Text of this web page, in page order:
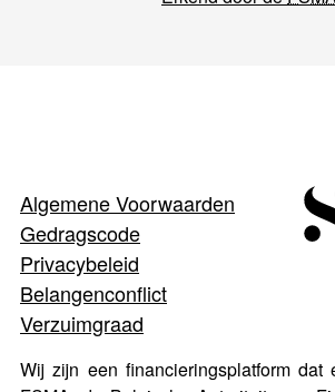
Algemene Voorwaarden
Gedragscode
Privacybeleid
Belangenconflict
Verzuimgraad
Wij zijn een financieringsplatform